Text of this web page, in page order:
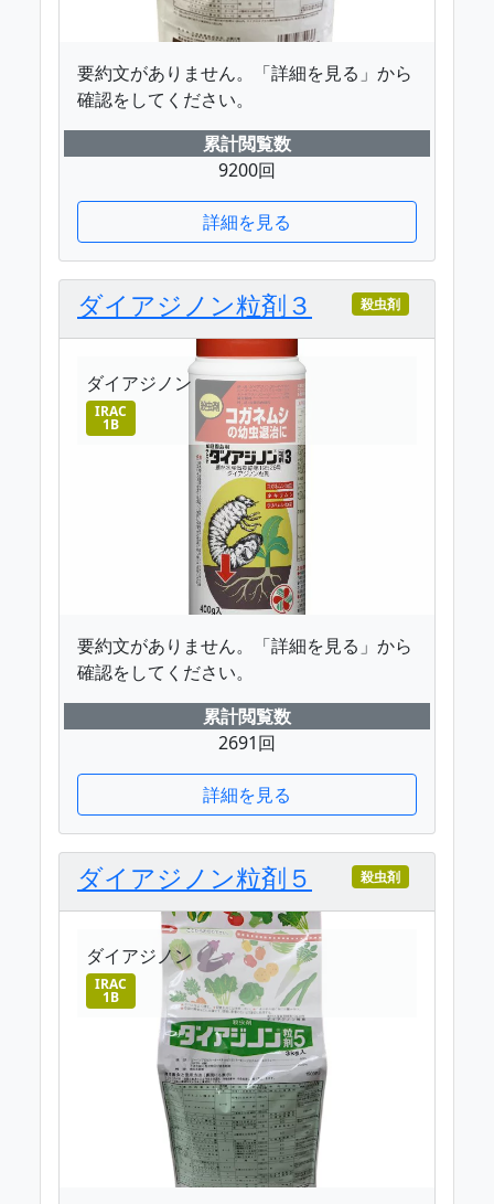
要約文がありません。「詳細を見る」から
確認をしてください。
累計閲覧数
9200回
詳細を見る
ダイアジノン粒剤３ 殺虫剤
ダイアジノン
IRAC
1B
要約文がありません。「詳細を見る」から
確認をしてください。
累計閲覧数
2691回
詳細を見る
ダイアジノン粒剤５ 殺虫剤
ダイアジノン
IRAC
1B